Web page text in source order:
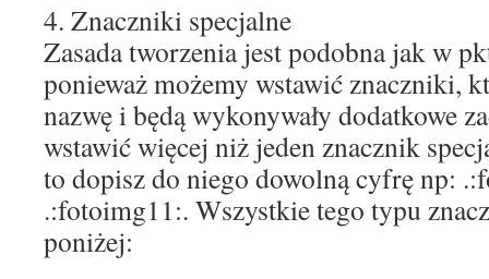
4. Znaczniki specjalne
Zasada tworzenia jest podobna jak w
ponieważ możemy wstawić znaczniki,
nazwę i będą wykonywały dodatkowe
wstawić więcej niż jeden znacznik
to dopisz do niego dowolną cyfrę np:
.:fotoimg11:. Wszystkie tego typu
poniżej: